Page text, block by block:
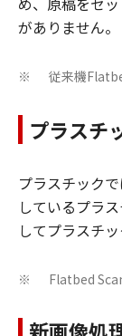
がありません。
※ 従来機
プラスチ
プラスチック
しているプラ
してプラスチ
※ Flatbed